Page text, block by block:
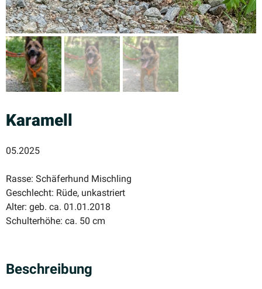
Karamell
05.2025
Rasse: Schäferhund Mischling
Geschlecht: Rüde, unkastriert
Alter: geb. ca. 01.01.2018
Schulterhöhe: ca. 50 cm
Beschreibung